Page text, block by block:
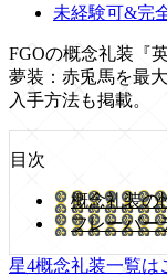
未経験可&完
FGOの概念礼装『
夢装：赤兎馬を最
入手方法も掲載。
目次
概念礼装の
フレーバー
星4概念礼装一覧は